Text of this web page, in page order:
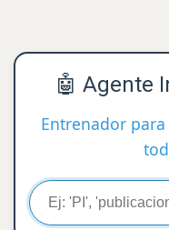
🤖 Agente
Entrenador